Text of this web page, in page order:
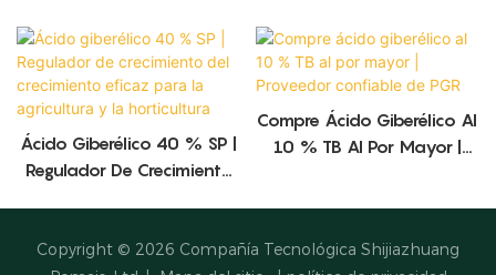
Ácido Giberélico 40 % SP |
Regulador De Crecimiento
Horticultura
Compre Ácido Giberélico Al
10 % TB Al Por Mayor |
Copyright © 2026 Compañía Tecnológica Shijiazhuang